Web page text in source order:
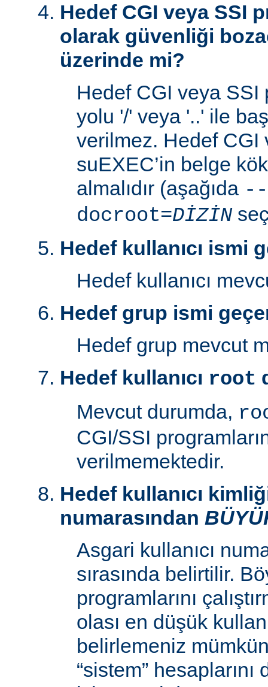
Hedef CGI veya SSI
olarak güvenliği
üzerinde mi?
Hedef CGI veya SSI
yolu '/' veya '..' ile
verilmez. Hedef CGI
suEXEC’in belge
almalıdır (aşağıda
docroot=DİZİN
Hedef kullanıcı ismi
Hedef kullanıcı
Hedef grup ismi
Hedef grup mevcut
Hedef kullanıcı root
Mevcut durumda,
CGI/SSI
verilmemektedir.
Hedef kullanıcı
numarasından
Asgari kullanıcı
sırasında belirtilir.
programlarını
olası en düşük
belirlemeniz mümkün
“sistem”